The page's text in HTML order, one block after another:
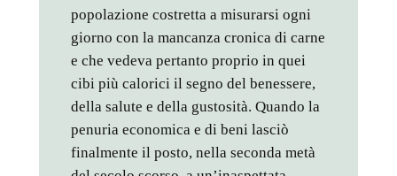
popolazione costretta a misurarsi ogni
giorno con la mancanza cronica di carne
e che vedeva pertanto proprio in quei
cibi più calorici il segno del benessere,
della salute e della gustosità. Quando la
penuria economica e di beni lasciò
finalmente il posto, nella seconda metà